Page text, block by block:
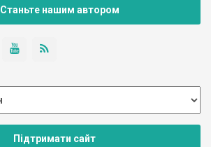
Станьте нашим автором
Підтримати сайт